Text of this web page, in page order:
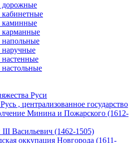
дорожные
каминные
Руси
, централизованное государство
Минина и Пожарского (1612-
Васильевич (1462-1505)
оккупация Новгорода (1611-